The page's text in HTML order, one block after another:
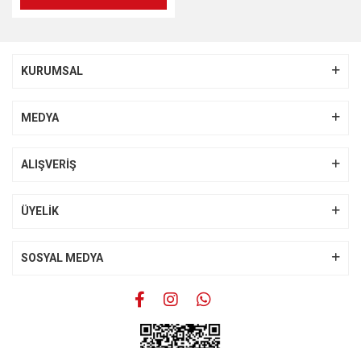
KURUMSAL
MEDYA
ALIŞVERİŞ
ÜYELİK
SOSYAL MEDYA